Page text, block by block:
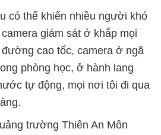
có thể khiến nhiều người khó
giám sát ở khắp mọi
cao tốc, camera ở ngã
phòng học, ở hành lang
tự động, mọi nơi tôi đi qua
trường Thiên An Môn